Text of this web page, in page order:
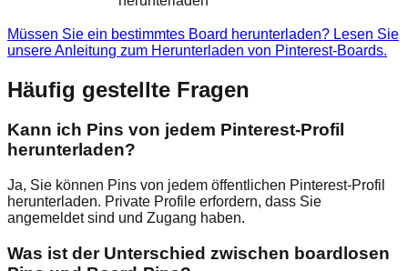
Müssen Sie ein bestimmtes Board herunterladen? Lesen Sie
unsere Anleitung zum Herunterladen von Pinterest-Boards.
Häufig gestellte Fragen
Kann ich Pins von jedem Pinterest-Profil
herunterladen?
Ja, Sie können Pins von jedem öffentlichen Pinterest-Profil
herunterladen. Private Profile erfordern, dass Sie
angemeldet sind und Zugang haben.
Was ist der Unterschied zwischen boardlosen